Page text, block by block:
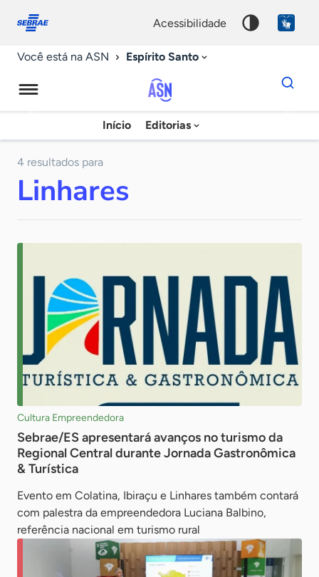
conosco
acessibilidade
Você está na ASN Espírito Santo
Agência
Sebrae
Início Editorias
Dados
para
chave
4 resultados para
Linhares
Cultura Empreendedora
Sebrae/ES apresentará avanços no turismo da
Regional Central durante Jornada Gastronômica
& Turística
Evento em Colatina, Ibiraçu e Linhares também contará
com palestra da empreendedora Luciana Balbino,
referência nacional em turismo rural